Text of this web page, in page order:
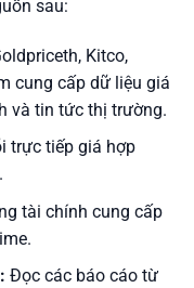
sau:
Kitco,
cung cấp dữ liệu giá
và tin tức thị trường.
trực tiếp giá hợp
tài chính cung cấp
Đọc các báo cáo từ